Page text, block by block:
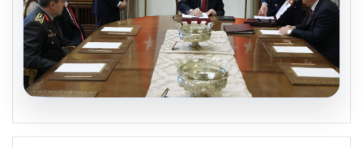
Türk Hava Kuvvetleri’nin ilk kadın